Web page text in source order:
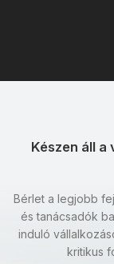
Készen áll a
Bérlet a legjobb
és tanácsadók
induló
kritikus